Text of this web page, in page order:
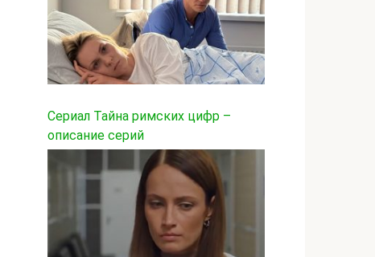
Сериал Тайна римских цифр –
описание серий